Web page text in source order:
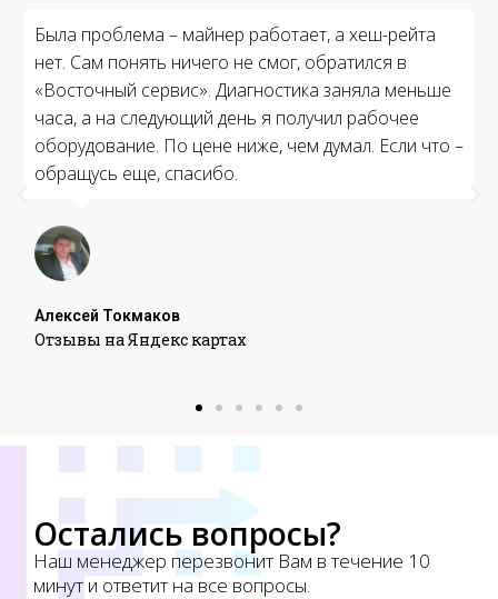
Была проблема – майнер работает, а хеш-рейта
нет. Сам понять ничего не смог, обратился в
«Восточный сервис». Диагностика заняла меньше
часа, а на следующий день я получил рабочее
оборудование. По цене ниже, чем думал. Если что –
обращусь еще, спасибо.
Алексей Токмаков
Отзывы на Яндекс картах
Остались вопросы?
Наш менеджер перезвонит Вам в течение 10
минут и ответит на все вопросы.